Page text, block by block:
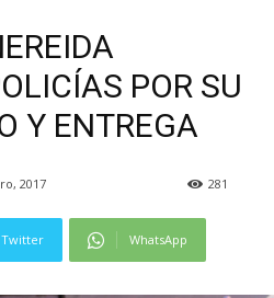
POR SU
Y ENTREGA
2017 281
Twitter WhatsApp